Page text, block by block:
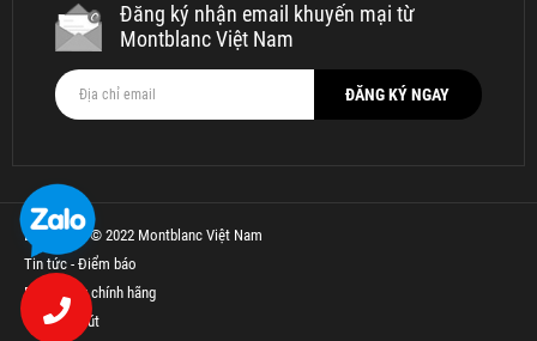
Đăng ký nhận email khuyến mại từ
Montblanc Việt Nam
Bản quyền © 2022 Montblanc Việt Nam
Tin tức - Điểm báo
Bút Parker chính hãng
Thế Giới Bút